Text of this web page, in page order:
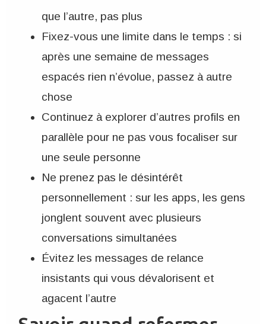
que l’autre, pas plus
Fixez-vous une limite dans le temps : si
après une semaine de messages
espacés rien n’évolue, passez à autre
chose
Continuez à explorer d’autres profils en
parallèle pour ne pas vous focaliser sur
une seule personne
Ne prenez pas le désintérêt
personnellement : sur les apps, les gens
jonglent souvent avec plusieurs
conversations simultanées
Évitez les messages de relance
insistants qui vous dévalorisent et
agacent l’autre